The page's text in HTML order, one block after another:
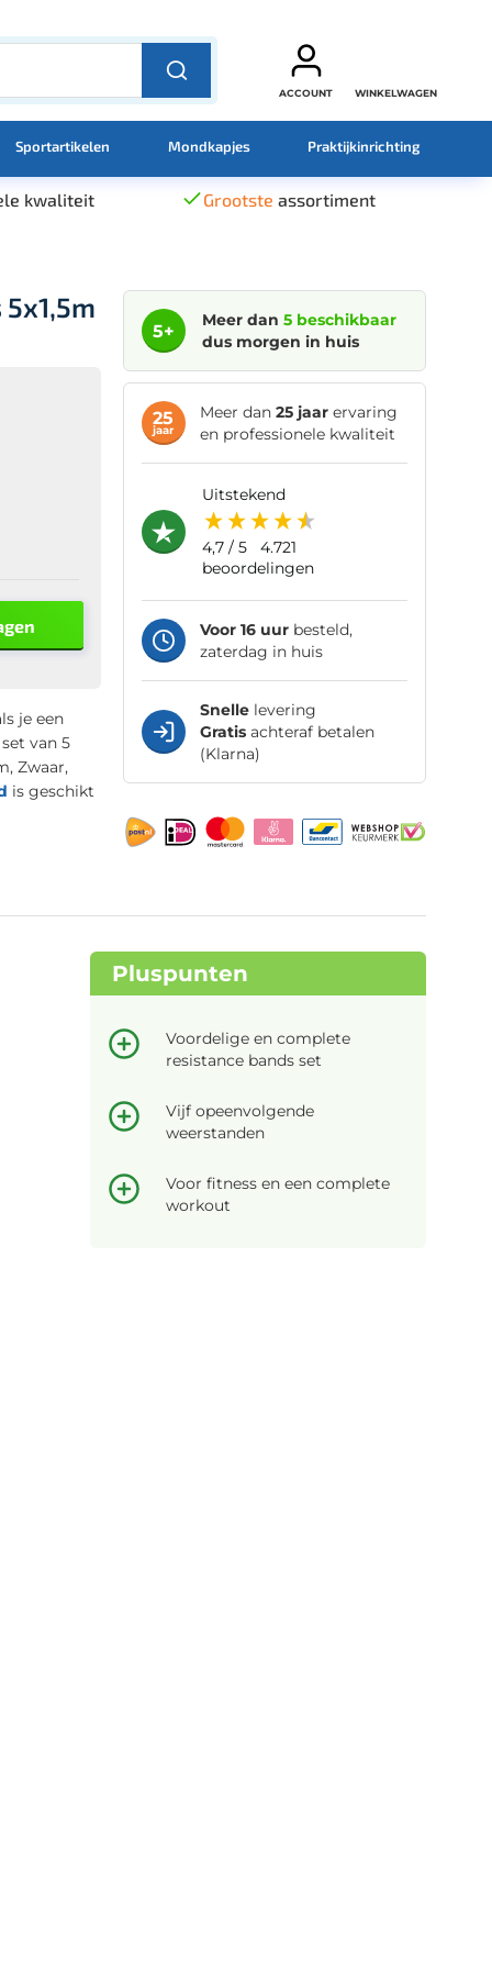
ACCOUNT WINKELWAGEN
Sportartikelen Mondkapjes Praktijkinrichting
kwaliteit Grootste assortiment
je een
van 5
Zwaar,
is geschikt
5+
Meer dan 5 beschikbaar
dus morgen in huis
25
jaar
Meer dan 25 jaarervaring
en professionele kwaliteit
uitstekend
4,7/ 5
4.721
beoordelingen
Voor 16 uurbesteld,
zaterdag in huis
Snellelevering
Gratisachteraf betalen
(Klarna)
Pluspunten
Voordelige en complete
resistance bands set
Vijf opeenvolgende
weerstanden
Voor fitness en een complete
workout